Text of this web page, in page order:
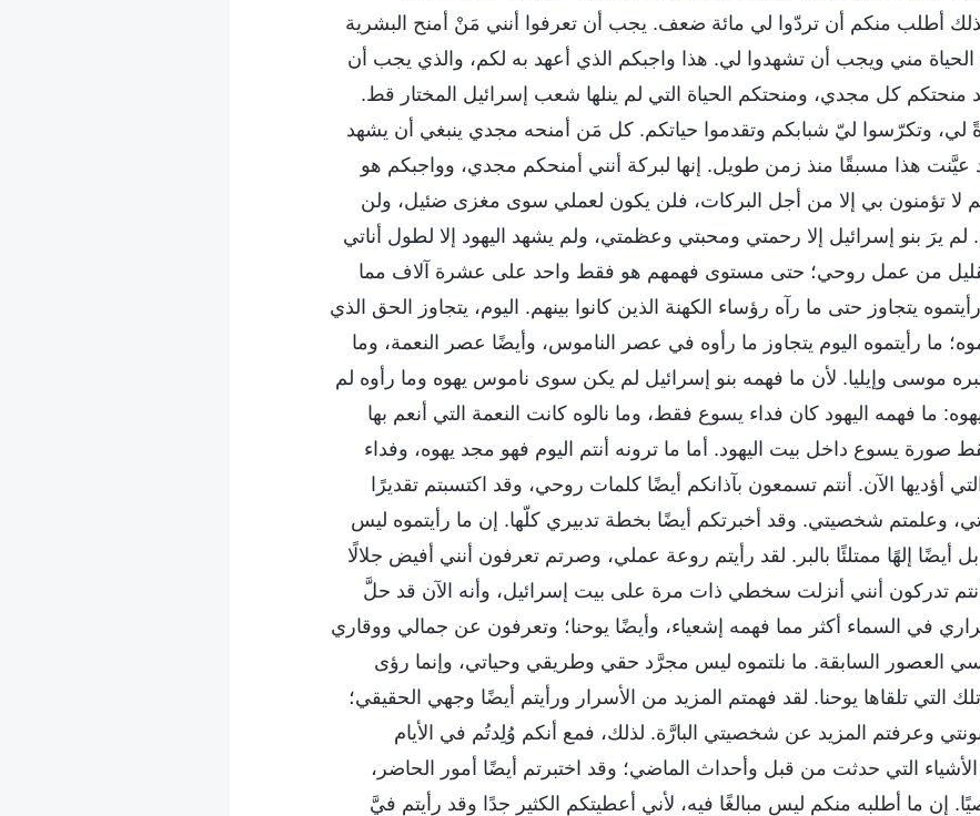
أطلب منكم أن تردّوا لي مائة ضعف. يجب أن تعرفوا أنني مَنْ أمنح البشرية
الحياة مني ويجب أن تشهدوا لي. هذا واجبكم الذي أعهد به لكم، والذي يجب أن
منحتكم كل مجدي، ومنحتكم الحياة التي لم ينلها شعب إسرائيل المختار قط.
لي، وتكرّسوا ليّ شبابكم وتقدموا حياتكم. كل مَن أمنحه مجدي ينبغي أن يشهد
عيَّنت هذا مسبقًا منذ زمن طويل. إنها لبركة أنني أمنحكم مجدي، وواجبكم هو
لا تؤمنون بي إلا من أجل البركات، فلن يكون لعملي سوى مغزى ضئيل، ولن
لم يرَ بنو إسرائيل إلا رحمتي ومحبتي وعظمتي، ولم يشهد اليهود إلا لطول أناتي
القليل من عمل روحي؛ حتى مستوى فهمهم هو فقط واحد على عشرة آلاف مما
يتجاوز حتى ما رآه رؤساء الكهنة الذين كانوا بينهم. اليوم، يتجاوز الحق الذي
ما رأيتموه اليوم يتجاوز ما رأوه في عصر الناموس، وأيضًا عصر النعمة، وما
موسى وإيليا. لأن ما فهمه بنو إسرائيل لم يكن سوى ناموس يهوه وما رأوه لم
ما فهمه اليهود كان فداء يسوع فقط، وما نالوه كانت النعمة التي أنعم بها
صورة يسوع داخل بيت اليهود. أما ما ترونه أنتم اليوم فهو مجد يهوه، وفداء
أؤديها الآن. أنتم تسمعون بآذانكم أيضًا كلمات روحي، وقد اكتسبتم تقديرًا
وعلمتم شخصيتي. وقد أخبرتكم أيضًا بخطة تدبيري كلّها. إن ما رأيتموه ليس
أيضًا إلهًا ممتلئًا بالبر. لقد رأيتم روعة عملي، وصرتم تعرفون أنني أفيض جلالًا
تدركون أنني أنزلت سخطي ذات مرة على بيت إسرائيل، وأنه الآن قد حلَّ
في السماء أكثر مما فهمه إشعياء، وأيضًا يوحنا؛ وتعرفون عن جمالي ووقاري
العصور السابقة. ما نلتموه ليس مجرَّد حقي وطريقي وحياتي، وإنما رؤى
التي تلقاها يوحنا. لقد فهمتم المزيد من الأسرار ورأيتم أيضًا وجهي الحقيقي؛
وعرفتم المزيد عن شخصيتي البارَّة. لذلك، فمع أنكم وُلِدتُم في الأيام
الأشياء التي حدثت من قبل وأحداث الماضي؛ وقد اختبرتم أيضًا أمور الحاضر،
إن ما أطلبه منكم ليس مبالغًا فيه، لأني أعطيتكم الكثير جدًا وقد رأيتم فيَّ